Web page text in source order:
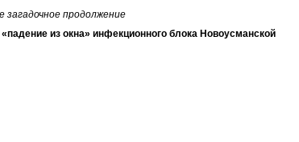
загадочное продолжение
из окна» инфекционного блока Новоусманской